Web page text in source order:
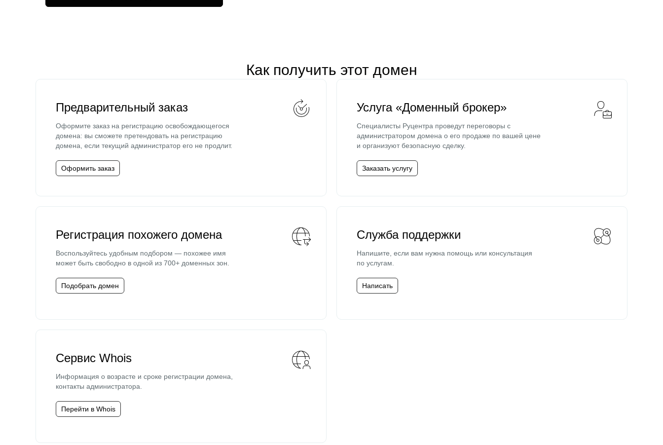
Как получить этот домен
Предварительный заказ
Оформите заказ на регистрацию освобождающегося
домена: вы сможете претендовать на регистрацию
домена, если текущий администратор его не продлит.
Оформить заказ
Услуга «Доменный брокер»
Специалисты Руцентра проведут переговоры с
администратором домена о его продаже по вашей цене
и организуют безопасную сделку.
Заказать услугу
Регистрация похожего домена
Воспользуйтесь удобным подбором — похожее имя
может быть свободно в одной из 700+ доменных зон.
Подобрать домен
Служба поддержки
Напишите, если вам нужна помощь или консультация
по услугам.
Написать
Сервис Whois
Информация о возрасте и сроке регистрации домена,
контакты администратора.
Перейти в Whois